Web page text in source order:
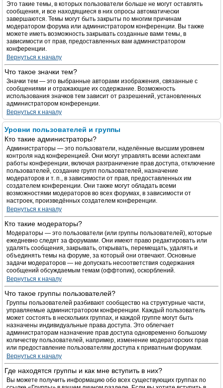
Это такие темы, в которых пользователи больше не могут оставлять
сообщения, и все находящиеся в них опросы автоматически
завершаются. Темы могут быть закрыты по многим причинам
модератором форума или администратором конференции. Вы также
можете иметь возможность закрывать созданные вами темы, в
зависимости от прав, предоставленных вам администратором
конференции.
Вернуться к началу
Что такое значки тем?
Значки тем — это выбранные авторами изображения, связанные с
сообщениями и отражающие их содержание. Возможность
использования значков тем зависит от разрешений, установленных
администратором конференции.
Вернуться к началу
Уровни пользователей и группы
Кто такие администраторы?
Администраторы — это пользователи, наделённые высшим уровнем
контроля над конференцией. Они могут управлять всеми аспектами
работы конференции, включая разграничение прав доступа, отключение
пользователей, создание групп пользователей, назначение
модераторов и т. п., в зависимости от прав, предоставленных им
создателем конференции. Они также могут обладать всеми
возможностями модераторов во всех форумах, в зависимости от
настроек, произведённых создателем конференции.
Вернуться к началу
Кто такие модераторы?
Модераторы — это пользователи (или группы пользователей), которые
ежедневно следят за форумами. Они имеют право редактировать или
удалять сообщения, закрывать, открывать, перемещать, удалять и
объединять темы на форуме, за который они отвечают. Основные
задачи модераторов — не допускать несоответствия содержания
сообщений обсуждаемым темам (оффтопик), оскорблений.
Вернуться к началу
Что такое группы пользователей?
Группы пользователей разбивают сообщество на структурные части,
управляемые администратором конференции. Каждый пользователь
может состоять в нескольких группах, и каждой группе могут быть
назначены индивидуальные права доступа. Это облегчает
администраторам назначение прав доступа одновременно большому
количеству пользователей, например, изменение модераторских прав
или предоставление пользователям доступа к приватным форумам.
Вернуться к началу
Где находятся группы и как мне вступить в них?
Вы можете получить информацию обо всех существующих группах по